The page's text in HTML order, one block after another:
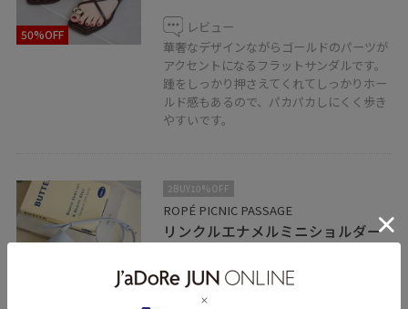
50%OFF
レビュー
華奢なデザインながらゴールドのパーツが
アクセントになるフラットサンダルです。
踵をしっかり押さえてくれてしっかりホー
ルド感もあるので、パカパカしにくく歩き
やすいです。
2BUY10%OFF
ROPÉ PICNIC PASSAGE
リンクルエナメルミニショルダー
ブルー系 / F
¥2,250